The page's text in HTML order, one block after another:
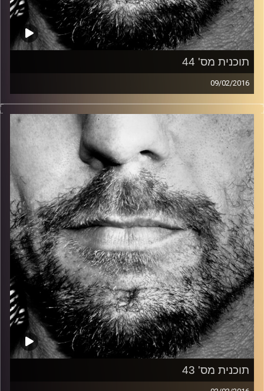
תוכנית מס' 44
09/02/2016
זיפים, מוזיקה מחוספסת של הופעות חיות. הרבה ג'אם, רוק,
בלוז, bluegrass, ג'אז, Fאנק, פרוגרסיב ואפילו אלקטרוניקה.
כל מה שחי, אמיתי ונושם.
עם שמוליק רגב.
קרדיט תמונות: David Goehring
תוכנית מס' 43